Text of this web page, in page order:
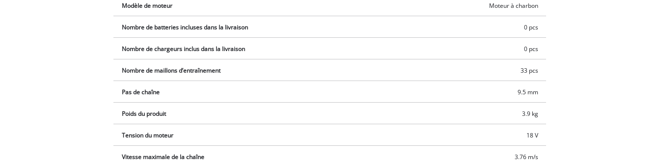
to the list of technologies used.
Modèle de moteur Moteur à charbon
Nombre de batteries incluses dans la livraison 0 pcs
Nombre de chargeurs inclus dans la livraison 0 pcs
Nombre de maillons d’entraînement 33 pcs
Pas de chaîne 9.5 mm
Poids du produit 3.9 kg
Tension du moteur 18 V
Vitesse maximale de la chaîne 3.76 m/s